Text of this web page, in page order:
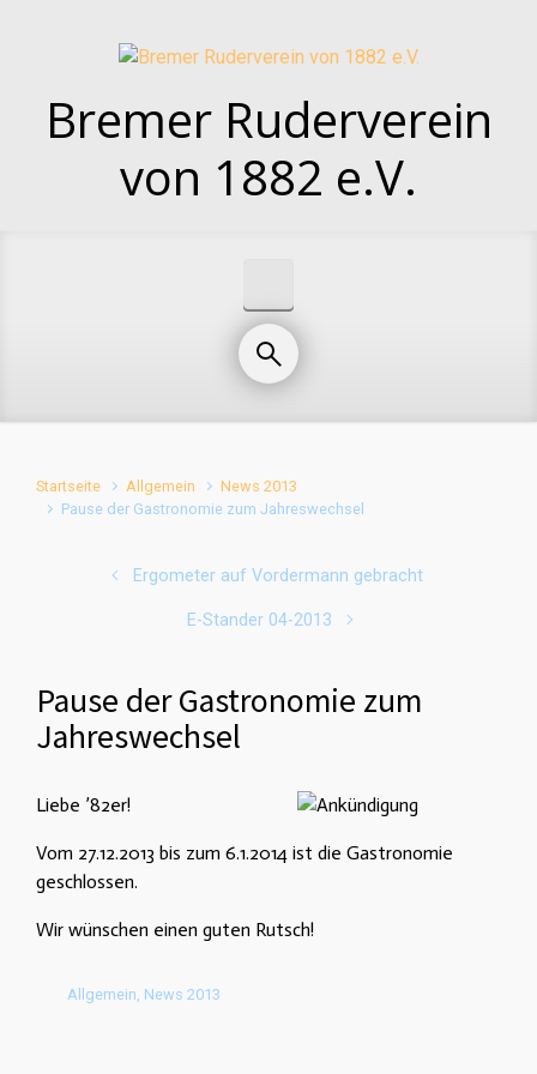
Bremer Ruderverein
von 1882 e.V.
Startseite Allgemein
News 2013
Pause der Gastronomie zum Jahreswechsel
Ergometer auf Vordermann gebracht
E-Stander 04-2013
Pause der Gastronomie zum
Jahreswechsel
Liebe ’82er!
Vom 27.12.2013 bis zum 6.1.2014 ist die Gastronomie
geschlossen.
Wir wünschen einen guten Rutsch!
Allgemein, News 2013